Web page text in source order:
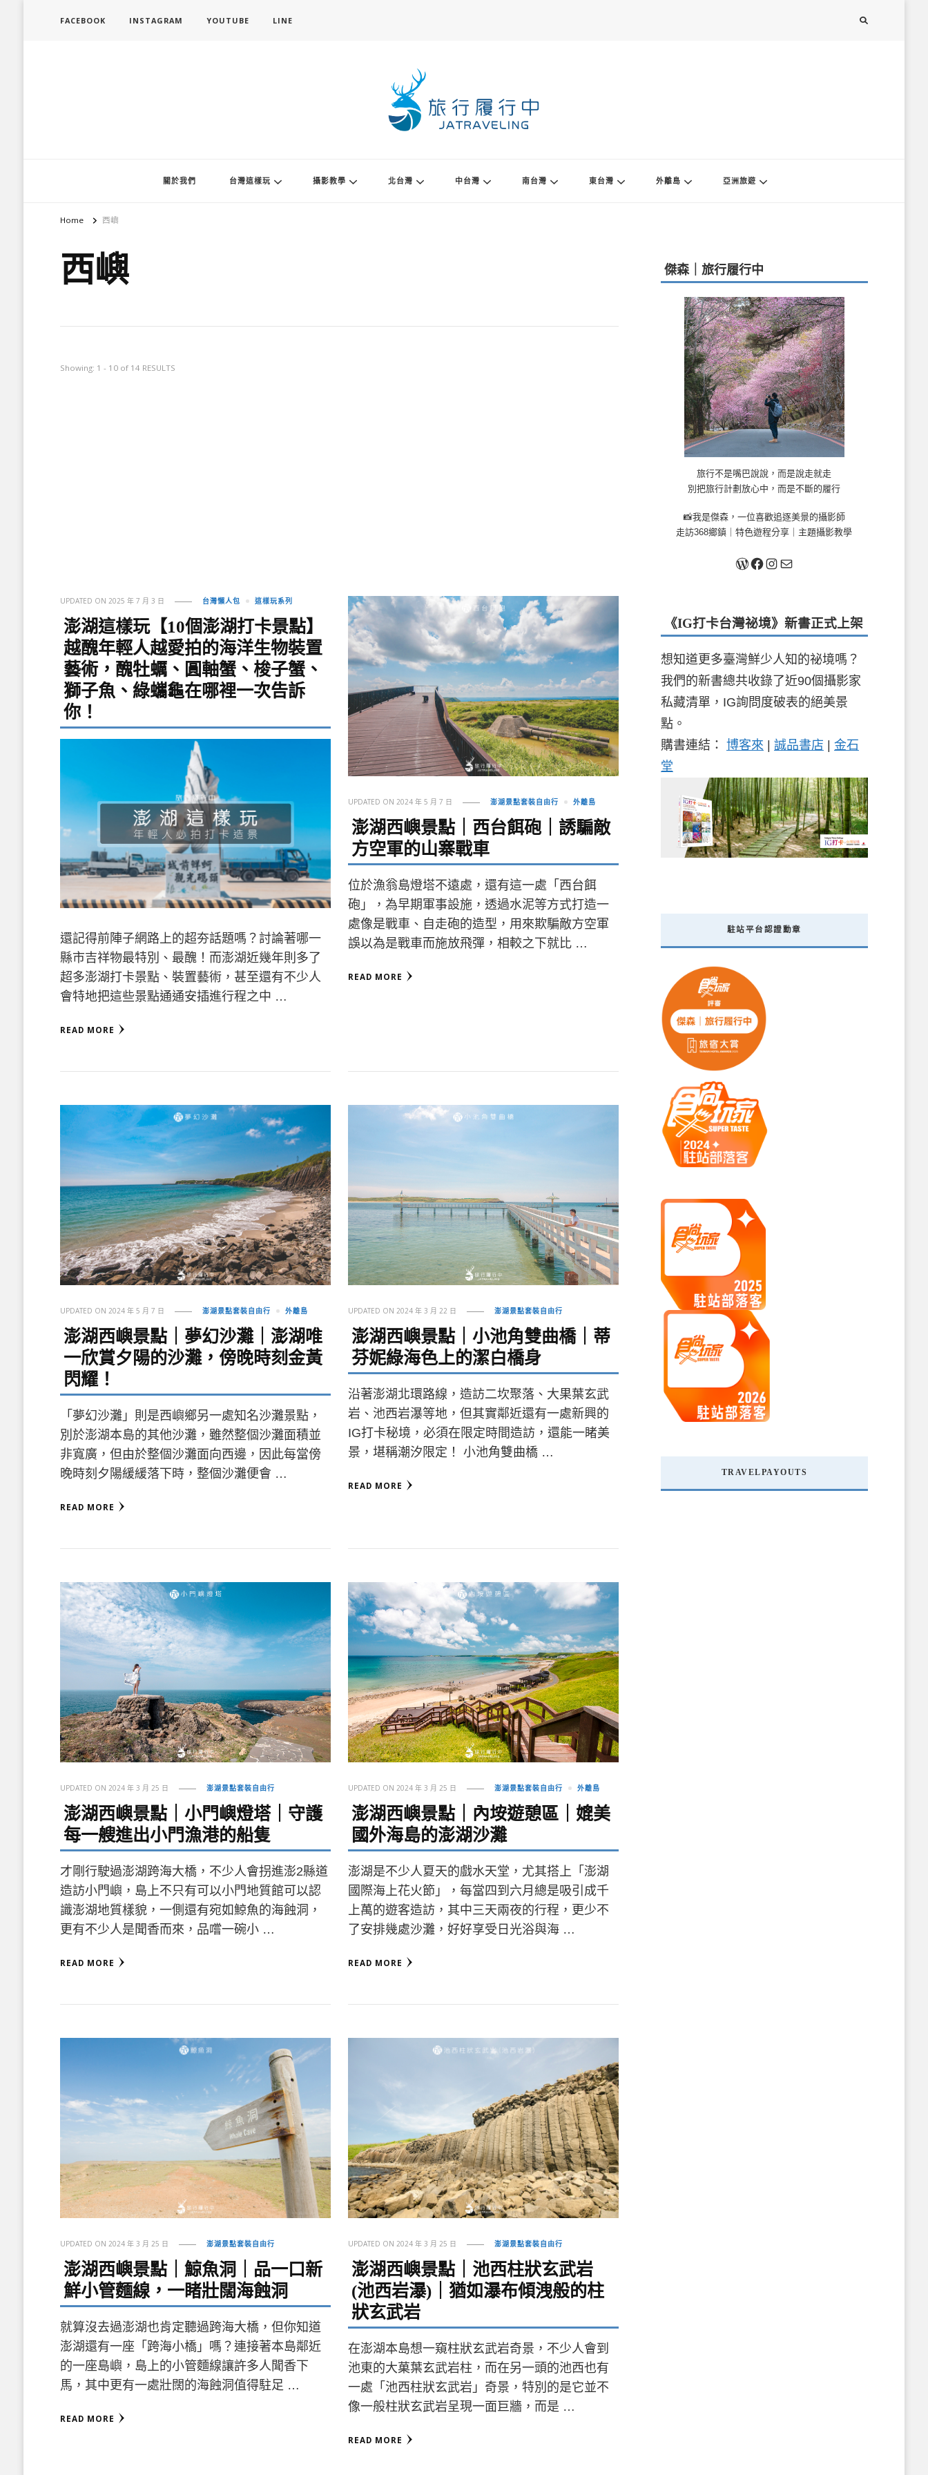
FACEBOOK INSTAGRAM YOUTUBE LINE
關於我們 台灣這樣玩 攝影教學 北台灣 中台灣 南台灣 東台灣 外離島 亞洲旅遊
Home 西嶼
西嶼
Showing: 1 - 10 of 14 RESULTS
UPDATED ON2025 年 7 月 3 日 台灣懶人包 這樣玩系列
澎湖這樣玩【10個澎湖打卡景點】
越醜年輕人越愛拍的海洋生物裝置
藝術，醜牡蠣、圓軸蟹、梭子蟹、
獅子魚、綠蠵龜在哪裡一次告訴
你！
還記得前陣子網路上的超夯話題嗎？討論著哪一
縣市吉祥物最特別、最醜！而澎湖近幾年則多了
超多澎湖打卡景點、裝置藝術，甚至還有不少人
會特地把這些景點通通安插進行程之中 …
READ MORE
UPDATED ON 2024 年 5 月 7 日 澎湖景點套裝自由行 外離島
澎湖西嶼景點｜西台餌砲｜誘騙敵
方空軍的山寨戰車
位於漁翁島燈塔不遠處，還有這一處「西台餌
砲」，為早期軍事設施，透過水泥等方式打造一
處像是戰車、自走砲的造型，用來欺騙敵方空軍
誤以為是戰車而施放飛彈，相較之下就比 …
READ MORE
UPDATED ON 2024 年 5 月 7 日 澎湖景點套裝自由行 外離島
澎湖西嶼景點｜夢幻沙灘｜澎湖唯
一欣賞夕陽的沙灘，傍晚時刻金黃
閃耀！
「夢幻沙灘」則是西嶼鄉另一處知名沙灘景點，
別於澎湖本島的其他沙灘，雖然整個沙灘面積並
非寬廣，但由於整個沙灘面向西邊，因此每當傍
晚時刻夕陽緩緩落下時，整個沙灘便會 …
READ MORE
UPDATED ON 2024 年 3 月 22 日 澎湖景點套裝自由行
澎湖西嶼景點｜小池角雙曲橋｜蒂
芬妮綠海色上的潔白橋身
沿著澎湖北環路線，造訪二坎聚落、大果葉玄武
岩、池西岩瀑等地，但其實鄰近還有一處新興的
IG打卡秘境，必須在限定時間造訪，還能一睹美
景，堪稱潮汐限定！ 小池角雙曲橋 …
READ MORE
UPDATED ON2024 年 3 月 25 日 澎湖景點套裝自由行
澎湖西嶼景點｜小門嶼燈塔｜守護
每一艘進出小門漁港的船隻
才剛行駛過澎湖跨海大橋，不少人會拐進澎2縣道
造訪小門嶼，島上不只有可以小門地質館可以認
識澎湖地質樣貌，一側還有宛如鯨魚的海蝕洞，
更有不少人是聞香而來，品嚐一碗小 …
READ MORE
UPDATED ON 2024 年 3 月 25 日 澎湖景點套裝自由行 外離島
澎湖西嶼景點｜內垵遊憩區｜媲美
國外海島的澎湖沙灘
澎湖是不少人夏天的戲水天堂，尤其搭上「澎湖
國際海上花火節」，每當四到六月總是吸引成千
上萬的遊客造訪，其中三天兩夜的行程，更少不
了安排幾處沙灘，好好享受日光浴與海 …
READ MORE
UPDATED ON2024 年 3 月 25 日 澎湖景點套裝自由行
澎湖西嶼景點｜鯨魚洞｜品一口新
鮮小管麵線，一睹壯闊海蝕洞
就算沒去過澎湖也肯定聽過跨海大橋，但你知道
澎湖還有一座「跨海小橋」嗎？連接著本島鄰近
的一座島嶼，島上的小管麵線讓許多人聞香下
馬，其中更有一處壯闊的海蝕洞值得駐足 …
READ MORE
UPDATED ON 2024 年 3 月 25 日 澎湖景點套裝自由行
澎湖西嶼景點｜池西柱狀玄武岩
(池西岩瀑)｜猶如瀑布傾洩般的柱
狀玄武岩
在澎湖本島想一窺柱狀玄武岩奇景，不少人會到
池東的大菓葉玄武岩柱，而在另一頭的池西也有
一處「池西柱狀玄武岩」奇景，特別的是它並不
像一般柱狀玄武岩呈現一面巨牆，而是 …
READ MORE
傑森｜旅行履行中
旅行不是嘴巴說說，而是說走就走
別把旅行計劃放心中，而是不斷的履行
📸我是傑森，一位喜歡追逐美景的攝影師
走訪368鄉鎮｜特色遊程分享｜主題攝影教學
關於我 Facebook
Instagram
《IG打卡台灣祕境》新書正式上架
想知道更多臺灣鮮少人知的祕境嗎？
我們的新書總共收錄了近90個攝影家
私藏清單，IG詢問度破表的絕美景
點。
購書連結： 博客來 | 誠品書店 | 金石
堂
駐站平台認證勳章
TRAVELPAYOUTS